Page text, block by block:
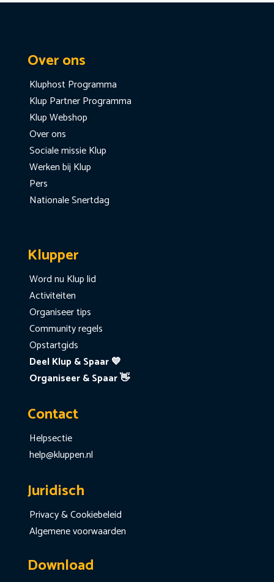
Over ons
Kluphost Programma
Klup Partner Programma
Klup Webshop
Over ons
Sociale missie Klup
Werken bij Klup
Pers
Nationale Snertdag
Klupper
Word nu Klup lid
Activiteiten
Organiseer tips
Community regels
Opstartgids
Deel Klup & Spaar 💙
Organiseer & Spaar 👋
Contact
Helpsectie
help@kluppen.nl
Juridisch
Privacy & Cookiebeleid
Algemene voorwaarden
Download